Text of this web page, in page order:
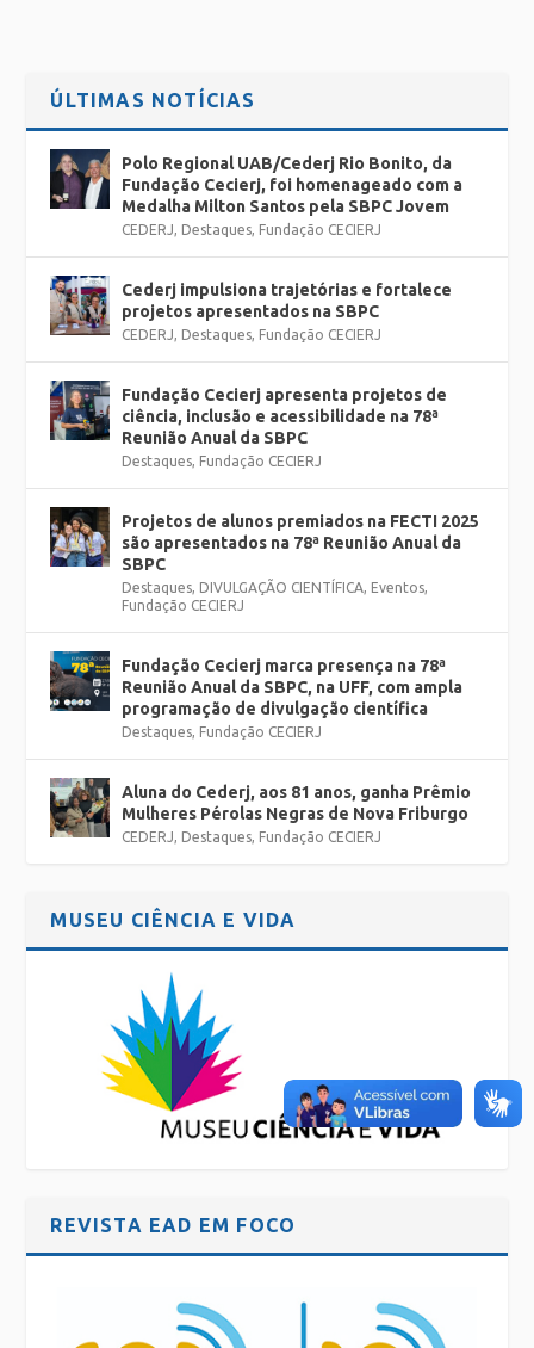
ÚLTIMAS NOTÍCIAS
Polo Regional UAB/Cederj Rio Bonito, da
Fundação Cecierj, foi homenageado com a
Medalha Milton Santos pela SBPC Jovem
CEDERJ, Destaques, Fundação CECIERJ
Cederj impulsiona trajetórias e fortalece
projetos apresentados na SBPC
CEDERJ, Destaques, Fundação CECIERJ
Fundação Cecierj apresenta projetos de
ciência, inclusão e acessibilidade na 78ª
Reunião Anual da SBPC
Destaques, Fundação CECIERJ
Projetos de alunos premiados na FECTI 2025
são apresentados na 78ª Reunião Anual da
SBPC
Destaques, DIVULGAÇÃO CIENTÍFICA, Eventos,
Fundação CECIERJ
Fundação Cecierj marca presença na 78ª
Reunião Anual da SBPC, na UFF, com ampla
programação de divulgação científica
Destaques, Fundação CECIERJ
Aluna do Cederj, aos 81 anos, ganha Prêmio
Mulheres Pérolas Negras de Nova Friburgo
CEDERJ, Destaques, Fundação CECIERJ
MUSEU CIÊNCIA E VIDA
REVISTA EAD EM FOCO